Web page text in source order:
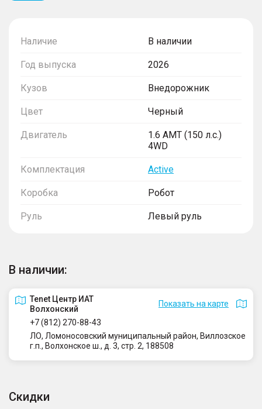
Наличие В наличии
Год выпуска 2026
Кузов Внедорожник
Цвет Черный
Двигатель
1.6 AMT (150 л.с.)
4WD
Комплектация Active
Коробка Робот
Руль Левый руль
В наличии:
Tenet Центр ИАТ
Волхонский
Показать на карте
+7 (812) 270-88-43
ЛО, Ломоносовский муниципальный район, Виллозское
г.п., Волхонское ш., д. 3, стр. 2, 188508
Скидки